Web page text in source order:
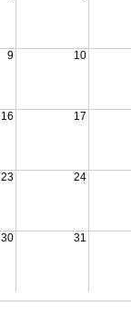
9 10
16 17
23 24
30 31